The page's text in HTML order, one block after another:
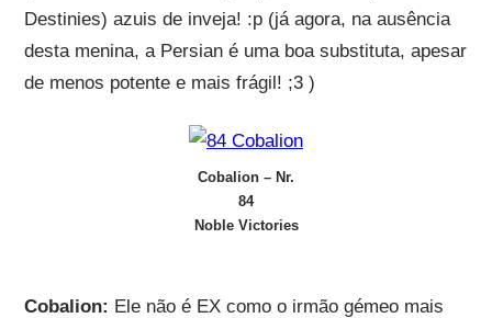
Destinies) azuis de inveja! :p (já agora, na ausência
desta menina, a Persian é uma boa substituta, apesar
de menos potente e mais frágil! ;3 )
Cobalion – Nr.
84
Noble Victories
Cobalion: Ele não é EX como o irmão gémeo mais